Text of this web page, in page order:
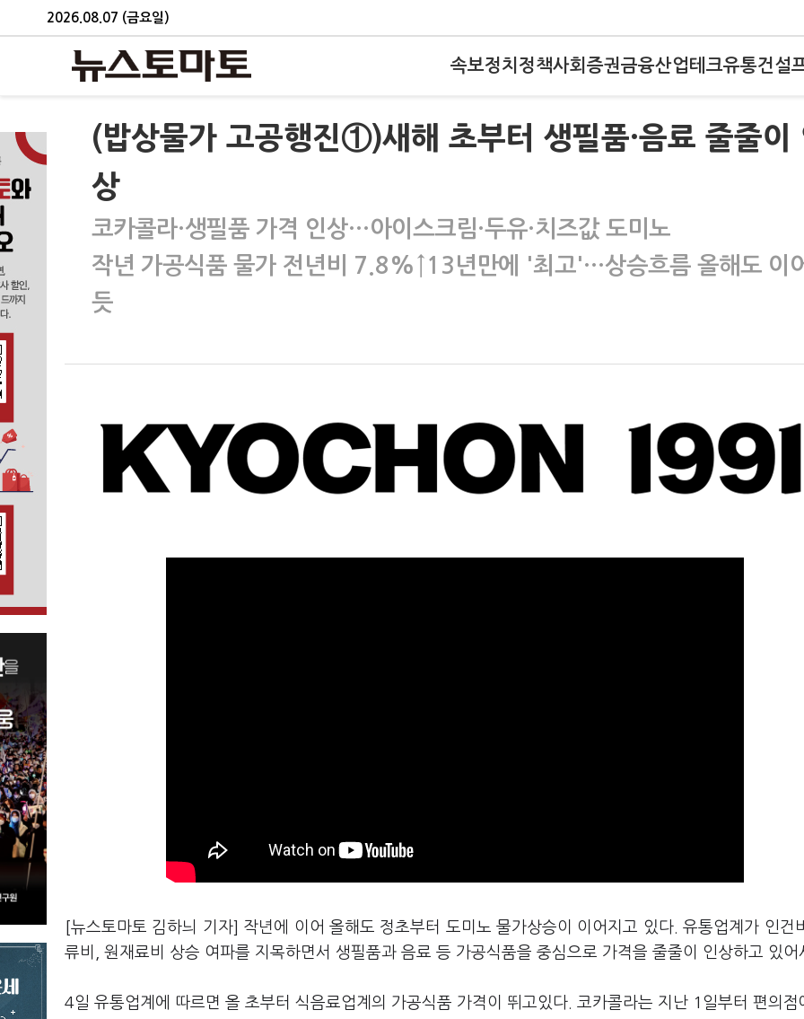
2026.08.07 (금요일)
속보정치 정책사회 증권금융산업테크유통건설
(밥상물가 고공행진①)새해 초부터 생필품·음료 줄줄이
상
코카콜라·생필품 가격 인상…아이스크림·두유·치즈값 도미노
작년 가공식품 물가 전년비 7.8%↑13년만에 '최고'…상승흐름 올해도 이
듯
[뉴스토마토 김하늬 기자] 작년에 이어 올해도 정초부터 도미노 물가상승이 이어지고 있다. 유통업계가 인건
류비, 원재료비 상승 여파를 지목하면서 생필품과 음료 등 가공식품을 중심으로 가격을 줄줄이 인상하고 있
4일 유통업계에 따르면 올 초부터 식음료업계의 가공식품 가격이 뛰고있다. 코카콜라는 지난 1일부터 편의점